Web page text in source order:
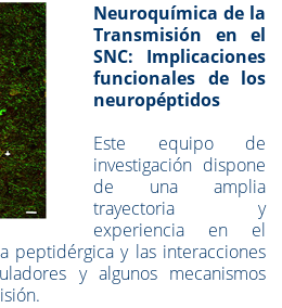
Neuroquímica de la
Transmisión en el
SNC: Implicaciones
funcionales de los
neuropéptidos
Este equipo de
investigación dispone
de una amplia
trayectoria y
experiencia en el
peptidérgica y las interacciones
y algunos mecanismos